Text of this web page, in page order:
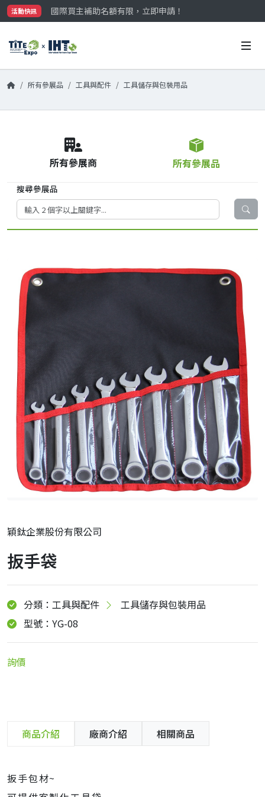
活動快訊
國際買主補助名額有限，立即申請！
參觀門票開放申請中‼️
國際買主補助名額有限，立即申請！
所有參展品 工具與配件 工具儲存與包裝用品
所有參展商 所有參展品
搜尋參展品
穎鈦企業股份有限公司
扳手袋
分類：工具與配件
工具儲存與包裝用品
型號：YG-08
詢價
商品介紹 廠商介紹 相關商品
扳手包材~